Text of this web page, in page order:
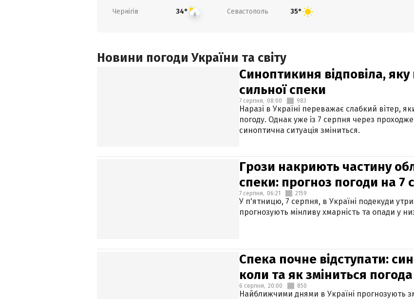
Чернігів 34° Севастополь 35°
Новини погоди України та світу
Синоптикиня відповіла, яку
сильної спеки
7 серпня, 08:00 983
Наразі в Україні переважає слабкий вітер,
погоду. Однак уже із 7 серпня через
синоптична ситуація зміниться.
Грози накриють частину
спеки: прогноз погоди на 7
7 серпня, 06:21 2159
У п'ятницю, 7 серпня, в Україні подекуди
прогнозують мінливу хмарність та опади у
Спека почне відступати:
коли та як зміниться погода
6 серпня, 20:00 850
Найближчими днями в Україні прогнозують